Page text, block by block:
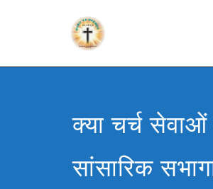
क्या चर्च सेवाओं
सांसारिक